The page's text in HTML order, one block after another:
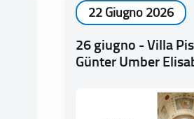
22 Giugno 2026
26 giugno - Villa
Günter Umber